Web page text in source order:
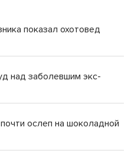
показал охотовед
над заболевшим экс-
ослеп на шоколадной